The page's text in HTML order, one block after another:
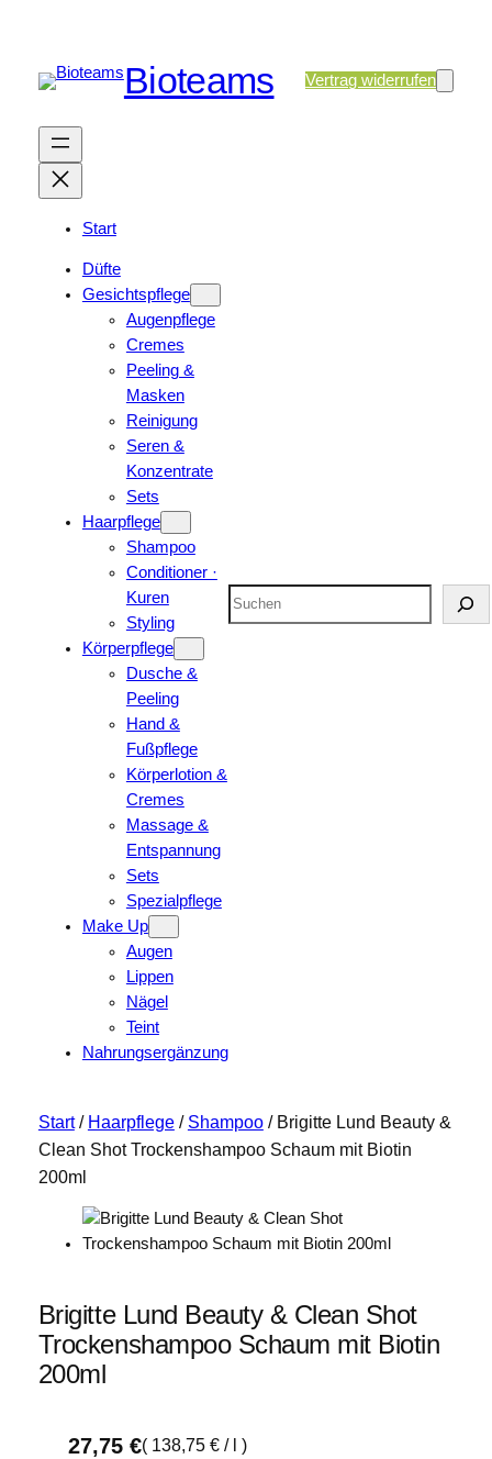
Bioteams Vertrag widerrufen
Start
Düfte
Gesichtspflege
Augenpflege
Cremes
Peeling &
Masken
Reinigung
Seren &
Konzentrate
Sets
Haarpflege
Shampoo
Conditioner ·
Kuren
Styling
Körperpflege
Dusche &
Peeling
Hand &
Fußpflege
Körperlotion &
Cremes
Massage &
Entspannung
Sets
Spezialpflege
Make Up
Augen
Lippen
Nägel
Teint
Nahrungsergänzung
Suchen
Start/ Haarpflege/ Shampoo/ Brigitte Lund Beauty &
Clean Shot Trockenshampoo Schaum mit Biotin
200ml
Brigitte Lund Beauty & Clean Shot
Trockenshampoo Schaum mit Biotin
200ml
27,75 €( 138,75 €/ )